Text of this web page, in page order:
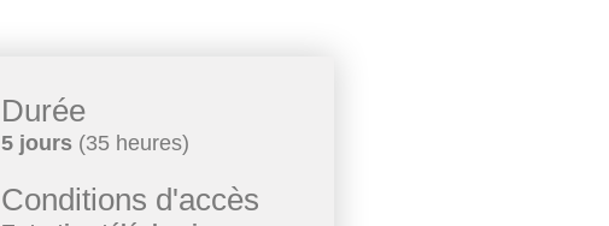
Durée
5 jours (35 heures)
Conditions d'accès